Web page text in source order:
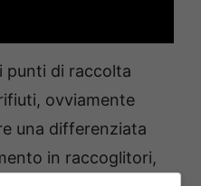
punti di raccolta
ovviamente
una differenziata
in raccoglitori,